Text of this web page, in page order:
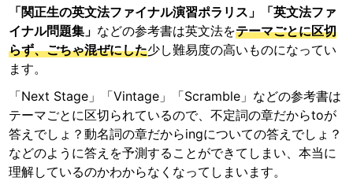
「関正生の英文法ファイナル演習ポラリス」「英文法ファ
イナル問題集」 などの参考書は英文法をテーマごとに区切
らず、ごちゃ混ぜにした少し難易度の高いものになってい
ます。
「Next Stage」「Vintage」「Scramble」などの参考書は
テーマごとに区切られているので、不定詞の章だからtoが
答えでしょ？動名詞の章だからingについての答えでしょ？
などのように答えを予測することができてしまい、本当に
理解しているのかわからなくなってしまいます。